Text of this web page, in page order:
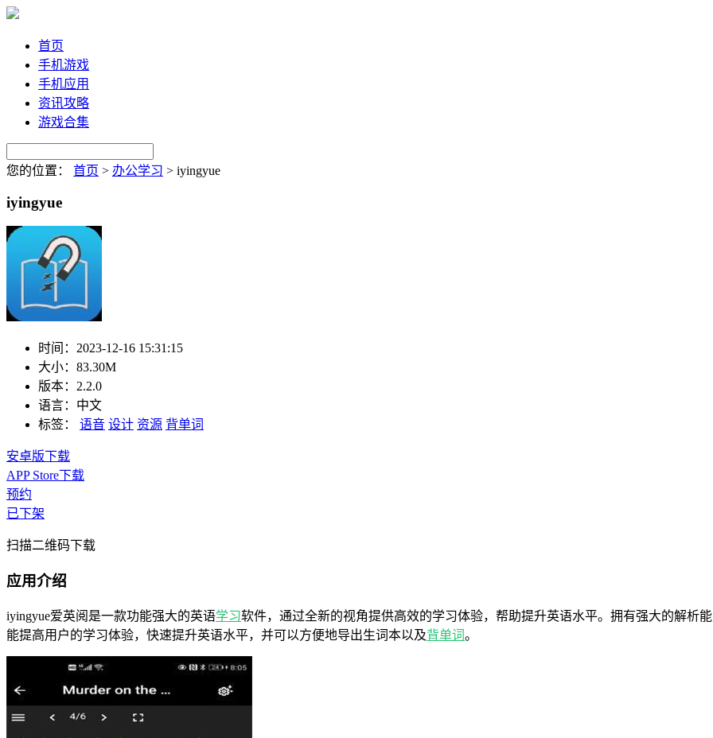
首页
手机游戏
手机应用
资讯攻略
游戏合集
您的位置： 首页 > 办公学习 > iyingyue
iyingyue
时间： 2023-12-16 15:31:15
大小： 83.30M
版本： 2.2.0
语言： 中文
标签：
语音 设计 资源 背单词
安卓版下载
APP Store下载
预约
已下架
扫描二维码下载
应用介绍
iyingyue爱英阅是一款功能强大的英语学习软件，通过全新的视角提供高效的学习体验，帮助提升英语水平。拥有强大的解析
能提高用户的学习体验，快速提升英语水平，并可以方便地导出生词本以及背单词。